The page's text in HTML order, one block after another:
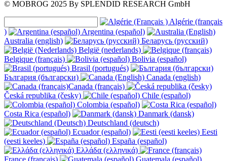
© MOBROG 2025 By SPLENDID RESEARCH GmbH
Algérie (français
)
Argentina (español)
Australia (english)
Беларусь (русский)
België (nederlands)
Belgique (français)
Bolivia (español)
Brasil (portugués)
България (български)
Canada (english)
Canada (français)
Česká republika (česky)
Chile (español)
Colombia (español)
Costa Rica (español)
Danmark (dansk)
Deutschland (deutsch)
Ecuador (español)
Eesti
(eesti keeles)
España (español)
Ελλάδα (ελληνικά)